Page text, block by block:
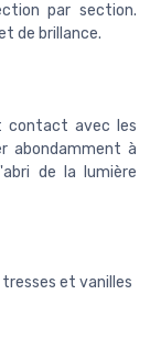
par section.
de brillance.
contact avec les
abondamment à
de la lumière
et vanilles